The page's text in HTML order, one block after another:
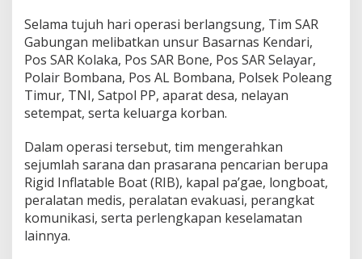
Selama tujuh hari operasi berlangsung, Tim SAR
Gabungan melibatkan unsur Basarnas Kendari,
Pos SAR Kolaka, Pos SAR Bone, Pos SAR Selayar,
Polair Bombana, Pos AL Bombana, Polsek Poleang
Timur, TNI, Satpol PP, aparat desa, nelayan
setempat, serta keluarga korban.
Dalam operasi tersebut, tim mengerahkan
sejumlah sarana dan prasarana pencarian berupa
Rigid Inflatable Boat (RIB), kapal pa’gae, longboat,
peralatan medis, peralatan evakuasi, perangkat
komunikasi, serta perlengkapan keselamatan
lainnya.